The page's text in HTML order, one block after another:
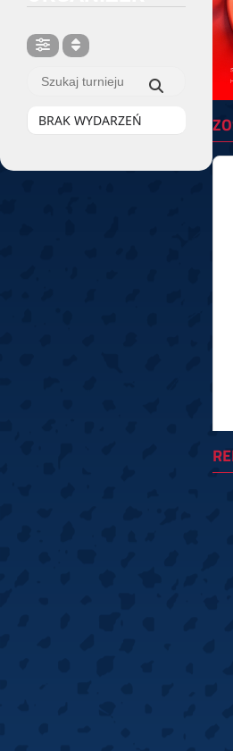
BRAK WYDARZEŃ